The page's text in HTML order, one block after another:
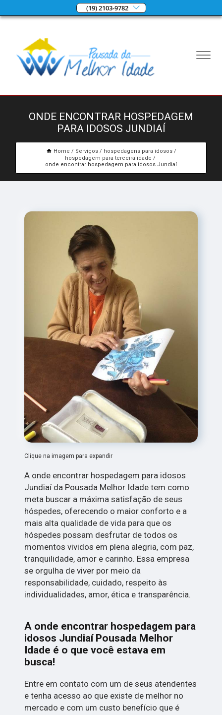
(19) 2103-9782
ONDE ENCONTRAR HOSPEDAGEM
PARA IDOSOS JUNDIAÍ
Home Serviços
hospedagens para idosos
hospedagem para terceira idade
onde encontrar hospedagem para idosos Jundiaí
Clique na imagem para expandir
A onde encontrar hospedagem para idosos
Jundiaí da Pousada Melhor Idade tem como
meta buscar a máxima satisfação de seus
hóspedes, oferecendo o maior conforto e a
mais alta qualidade de vida para que os
hóspedes possam desfrutar de todos os
momentos vividos em plena alegria, com paz,
tranquilidade, amor e carinho. Essa empresa
se orgulha de viver por meio da
responsabilidade, cuidado, respeito às
individualidades, amor, ética e transparência.
A onde encontrar hospedagem para
idosos Jundiaí Pousada Melhor
Idade é o que você estava em
busca!
Entre em contato com um de seus atendentes
e tenha acesso ao que existe de melhor no
mercado e com um custo benefício que é